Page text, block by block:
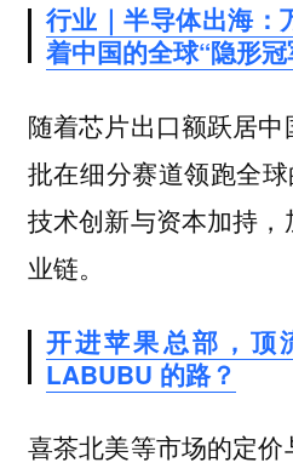
行业｜半导体出海：
着中国的全球“隐形冠
随着芯片出口额跃居
批在细分赛道领跑全
技术创新与资本加持
业链。
开进苹果总部，顶
LABUBU 的路？
喜茶北美等市场的定价